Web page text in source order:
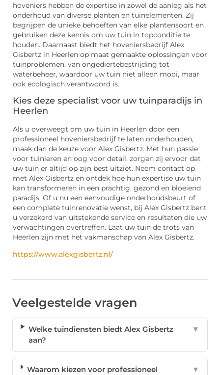
hoveniers hebben de expertise in zowel de aanleg als het
onderhoud van diverse planten en tuinelementen. Zij
begrijpen de unieke behoeften van elke plantensoort en
gebruiken deze kennis om uw tuin in topconditie te
houden. Daarnaast biedt het hoveniersbedrijf Alex
Gisbertz in Heerlen op maat gemaakte oplossingen voor
tuinproblemen, van ongediertebestrijding tot
waterbeheer, waardoor uw tuin niet alleen mooi, maar
ook ecologisch verantwoord is.
Kies deze specialist voor uw tuinparadijs in
Heerlen
Als u overweegt om uw tuin in Heerlen door een
professioneel hoveniersbedrijf te laten onderhouden,
maak dan de keuze voor Alex Gisbertz. Met hun passie
voor tuinieren en oog voor detail, zorgen zij ervoor dat
uw tuin er altijd op zijn best uitziet. Neem contact op
met Alex Gisbertz en ontdek hoe hun expertise uw tuin
kan transformeren in een prachtig, gezond en bloeiend
paradijs. Of u nu een eenvoudige onderhoudsbeurt of
een complete tuinrenovatie wenst, bij Alex Gisbertz bent
u verzekerd van uitstekende service en resultaten die uw
verwachtingen overtreffen. Laat uw tuin de trots van
Heerlen zijn met het vakmanschap van Alex Gisbertz.
https://www.alexgisbertz.nl/
Veelgestelde vragen
Welke tuindiensten biedt Alex Gisbertz
aan?
▼
Waarom kiezen voor professioneel
▼